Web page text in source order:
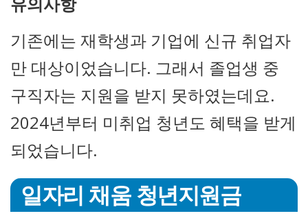
기존에는 재학생과 기업에 신규 취업자
만 대상이었습니다. 그래서 졸업생 중
구직자는 지원을 받지 못하였는데요.
2024년부터 미취업 청년도 혜택을 받게
되었습니다.
일자리 채움 청년지원금